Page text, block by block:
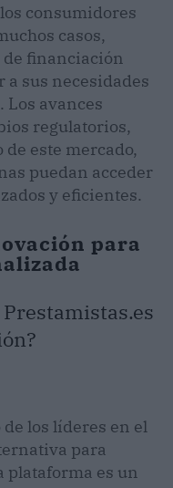
consumidores
casos,
financiación
a sus necesidades
avances
regulatorios,
este mercado,
puedan acceder
y eficientes.
para
los líderes en el
para
plataforma es un